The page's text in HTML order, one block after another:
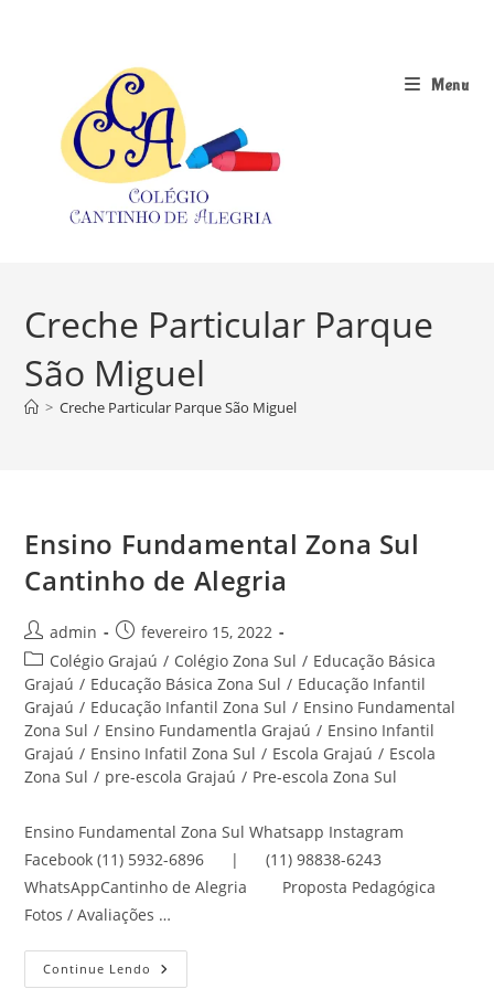
Menu
Creche Particular Parque
São Miguel
> Creche Particular Parque São Miguel
Ensino Fundamental Zona Sul
Cantinho de Alegria
Autor
do
post:
admin
Post
publicado:
fevereiro 15, 2022
Categoria
do
post:
Colégio Grajaú / Colégio Zona Sul / Educação Básica
Grajaú / Educação Básica Zona Sul / Educação Infantil
Grajaú / Educação Infantil Zona Sul / Ensino Fundamental
Zona Sul / Ensino Fundamentla Grajaú / Ensino Infantil
Grajaú / Ensino Infatil Zona Sul / Escola Grajaú / Escola
Zona Sul / pre-escola Grajaú / Pre-escola Zona Sul
Ensino Fundamental Zona Sul Whatsapp Instagram
Facebook (11) 5932-6896 | (11) 98838-6243
WhatsAppCantinho de Alegria Proposta Pedagógica
Fotos / Avaliações …
Continue Lendo Ensino
Fundamental